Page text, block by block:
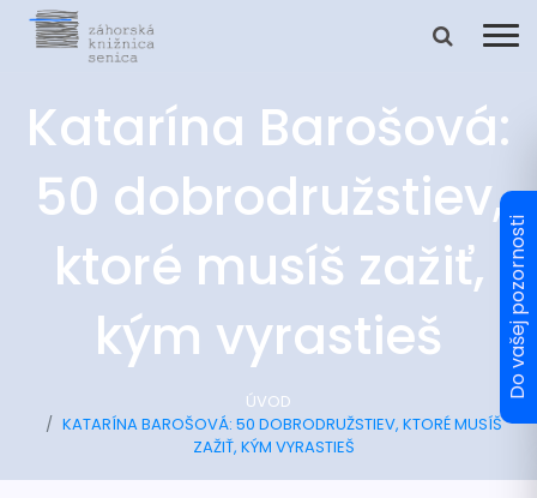
Katarína Barošová:
50 dobrodružstiev,
ktoré musíš zažiť,
kým vyrastieš
ÚVOD
KATARÍNA BAROŠOVÁ: 50 DOBRODRUŽSTIEV, KTORÉ MUSÍŠ
ZAŽIŤ, KÝM VYRASTIEŠ